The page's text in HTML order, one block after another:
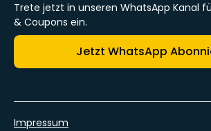
Trete jetzt in unseren WhatsApp Kanal
& Coupons ein.
Jetzt WhatsApp
Impressum